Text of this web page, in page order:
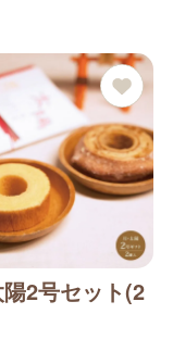
2号セット(2